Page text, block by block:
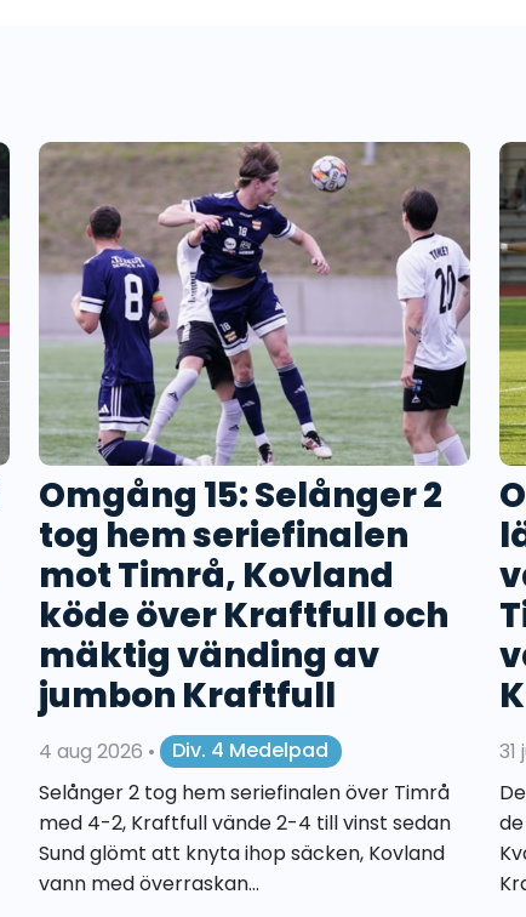
Omgång 15: Selånger 2
tog hem seriefinalen
mot Timrå, Kovland
köde över Kraftfull och
mäktig vänding av
jumbon Kraftfull
4 aug 2026 •
Div. 4 Medelpad
Selånger 2 tog hem seriefinalen över Timrå
med 4-2, Kraftfull vände 2-4 till vinst sedan
Sund glömt att knyta ihop säcken, Kovland
vann med överraskan...